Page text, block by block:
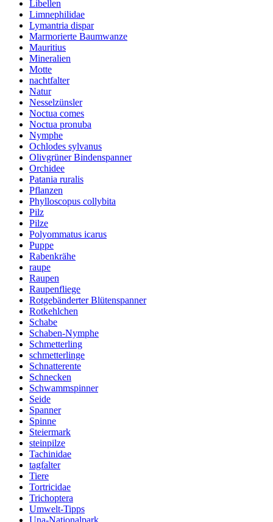
Libellen
Limnephilidae
Lymantria dispar
Marmorierte Baumwanze
Mauritius
Mineralien
Motte
nachtfalter
Natur
Nesselzünsler
Noctua comes
Noctua pronuba
Nymphe
Ochlodes sylvanus
Olivgrüner Bindenspanner
Orchidee
Patania ruralis
Pflanzen
Phylloscopus collybita
Pilz
Pilze
Polyommatus icarus
Puppe
Rabenkrähe
raupe
Raupen
Raupenfliege
Rotgebänderter Blütenspanner
Rotkehlchen
Schabe
Schaben-Nymphe
Schmetterling
schmetterlinge
Schnatterente
Schnecken
Schwammspinner
Seide
Spanner
Spinne
Steiermark
steinpilze
Tachinidae
tagfalter
Tiere
Tortricidae
Trichoptera
Umwelt-Tipps
Una-Nationalpark